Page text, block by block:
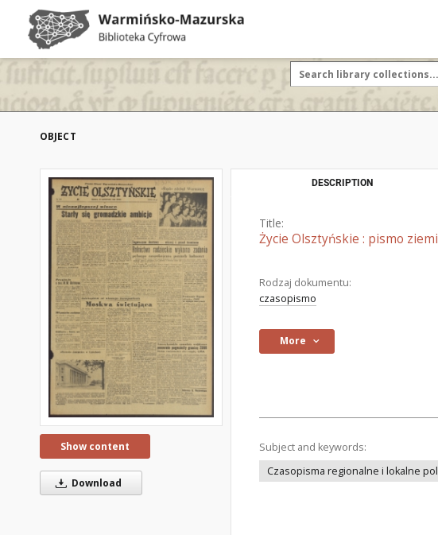
OBJECT
Show content
Download
DESCRIPTION
Title:
Życie Olsztyńskie : pismo
Rodzaj dokumentu:
czasopismo
More
Subject and keywords:
Czasopisma regionalne i lokalne